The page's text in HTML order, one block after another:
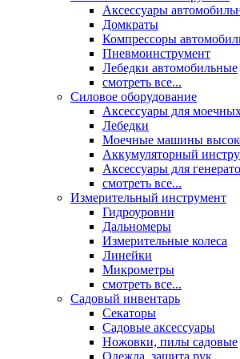
Аксессуары
Домкраты
Компрессоры
Пневмоинструмент
Лебедки автомобильные
смотреть все...
Силовое оборудование
Аксессуары для
Лебедки
Моечные машины
Аккумуляторный
Аксессуары для
смотреть все...
Измерительный инструмент
Гидроуровни
Дальномеры
Измерительные колеса
Линейки
Микрометры
смотреть все...
Садовый инвентарь
Секаторы
Садовые аксессуары
Ножовки, пилы садовые
Одежда, защита рук